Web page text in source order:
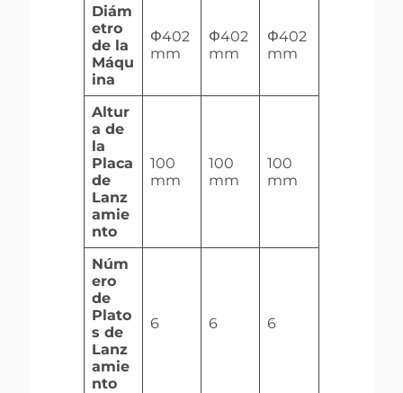
Diám
etro
de la
Máqu
ina
Φ402
mm
Φ402
mm
Φ402
mm
Altur
a de
la
Placa
de
Lanz
amie
nto
100
mm
100
mm
100
mm
Núm
ero
de
Plato
s de
Lanz
amie
nto
6 6 6